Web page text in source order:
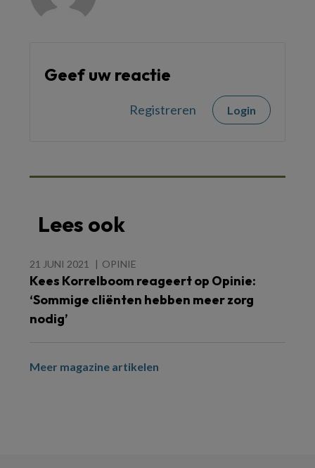
Geef uw reactie
Registreren Login
Lees ook
21 JUNI 2021 OPINIE
Kees Korrelboom reageert op Opinie:
‘Sommige cliënten hebben meer zorg
nodig’
Meer magazine artikelen